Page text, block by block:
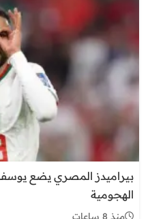
بيراميدز المصري يضع
الهجومية
منذ 8 ساعات